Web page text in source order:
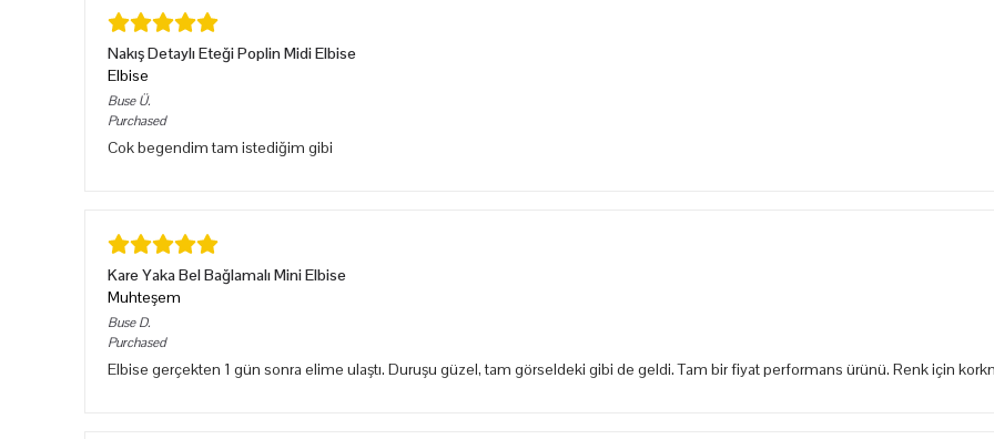
Nakış Detaylı Eteği Poplin Midi Elbise
Elbise
Buse Ü.
Purchased
Cok begendim tam istediğim gibi
Kare Yaka Bel Bağlamalı Mini Elbise
Muhteşem
Buse D.
Purchased
Elbise gerçekten 1 gün sonra elime ulaştı. Duruşu güzel, tam görseldeki gibi de geldi. Tam bir fiyat performans ürünü. Renk için